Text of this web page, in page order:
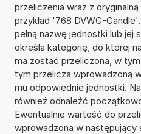
przeliczenia wraz z
przykład '768 DVWG-
pełną nazwę jednostki lub jej
określa kategorię, do której
ma zostać przeliczona, w
tym przelicza wprowadzoną
mu odpowiednie jednostki.
również odnaleźć
Ewentualnie wartość do
wprowadzona w następujący